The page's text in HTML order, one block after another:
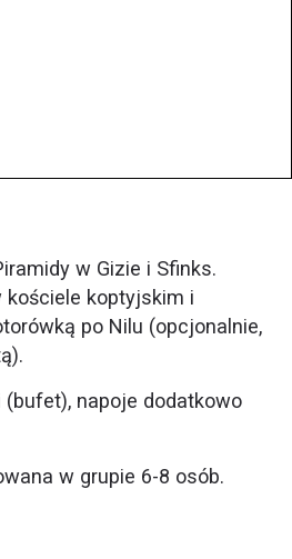
w Gizie i Sfinks.
kościele koptyjskim i
po Nilu (opcjonalnie,
napoje dodatkowo
w grupie 6-8 osób.